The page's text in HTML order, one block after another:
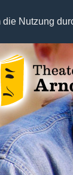
Nutzung